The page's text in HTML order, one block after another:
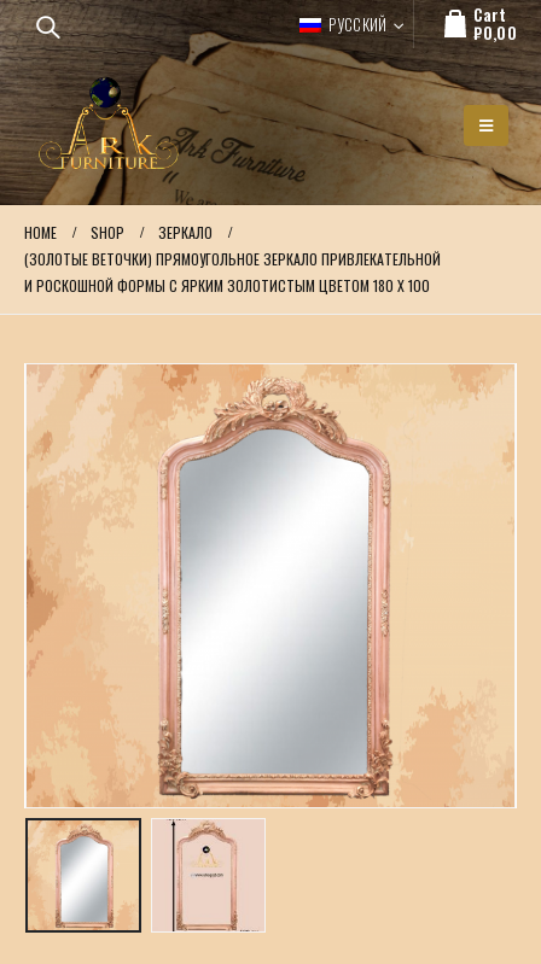
РУССКИЙ Cart
₽0,00
HOME SHOP
ЗЕРКАЛО
(ЗОЛОТЫЕ ВЕТОЧКИ) ПРЯМОУГОЛЬНОЕ ЗЕРКАЛО ПРИВЛЕКАТЕЛЬНОЙ
И РОСКОШНОЙ ФОРМЫ С ЯРКИМ ЗОЛОТИСТЫМ ЦВЕТОМ 180 X 100